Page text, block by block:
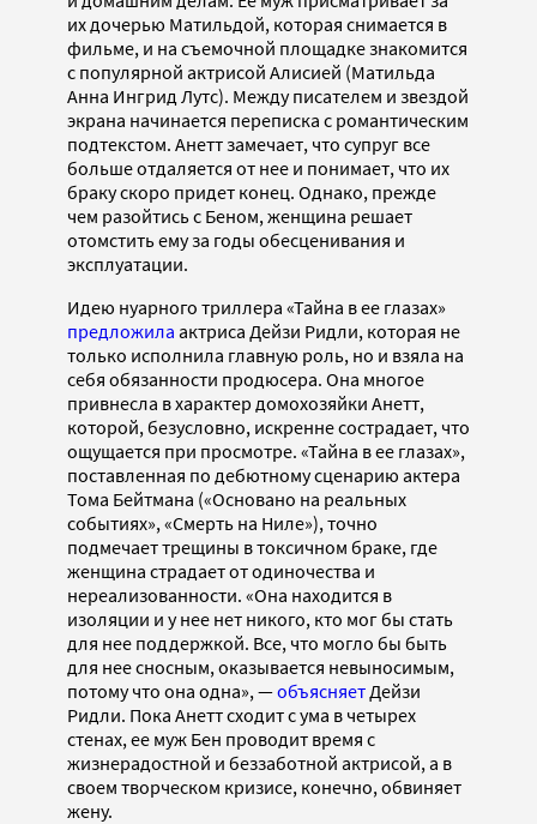
их дочерью Матильдой, которая снимается в
фильме, и на съемочной площадке знакомится
с популярной актрисой Алисией (Матильда
Анна Ингрид Лутс). Между писателем и звездой
экрана начинается переписка с романтическим
подтекстом. Анетт замечает, что супруг все
больше отдаляется от нее и понимает, что их
браку скоро придет конец. Однако, прежде
чем разойтись с Беном, женщина решает
отомстить ему за годы обесценивания и
эксплуатации.
Идею нуарного триллера «Тайна в ее глазах»
предложила актриса Дейзи Ридли, которая не
только исполнила главную роль, но и взяла на
себя обязанности продюсера. Она многое
привнесла в характер домохозяйки Анетт,
которой, безусловно, искренне сострадает, что
ощущается при просмотре. «Тайна в ее глазах»,
поставленная по дебютному сценарию актера
Тома Бейтмана («Основано на реальных
событиях», «Смерть на Ниле»), точно
подмечает трещины в токсичном браке, где
женщина страдает от одиночества и
нереализованности. «Она находится в
изоляции и у нее нет никого, кто мог бы стать
для нее поддержкой. Все, что могло бы быть
для нее сносным, оказывается невыносимым,
потому что она одна», —объясняет Дейзи
Ридли. Пока Анетт сходит с ума в четырех
стенах, ее муж Бен проводит время с
жизнерадостной и беззаботной актрисой, а в
своем творческом кризисе, конечно, обвиняет
жену.